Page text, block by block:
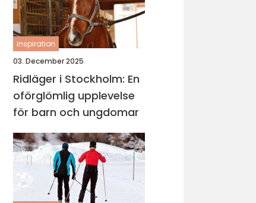
inspiration
03. December 2025
Ridläger i Stockholm: En
oförglömlig upplevelse
för barn och ungdomar